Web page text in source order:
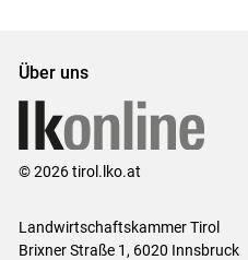
Über uns
© 2026 tirol.lko.at
Landwirtschaftskammer Tirol
Brixner Straße 1, 6020 Innsbruck